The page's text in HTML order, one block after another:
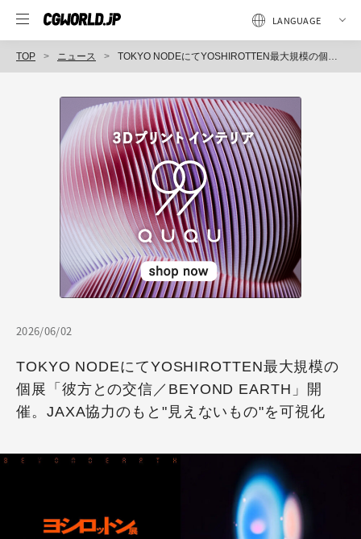
TOP ニュース TOKYO NODEにてYOSHIROTTEN最大規模の個展「彼方との交信／BEYOND EARTH」開催。JAXA協力のもと"見えないもの"を可視化
2026/06/02
TOKYO NODEにてYOSHIROTTEN最大規模の
個展「彼方との交信／BEYOND EARTH」開
催。JAXA協力のもと"見えないもの"を可視化